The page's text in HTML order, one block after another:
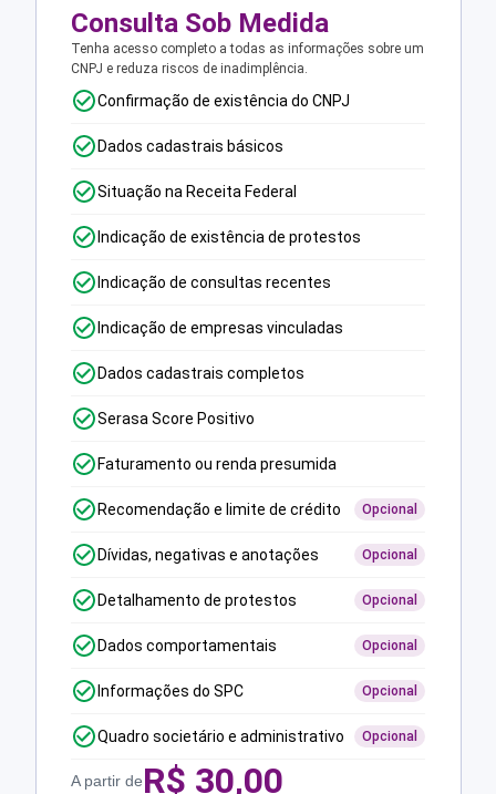
Consulta Sob Medida
Tenha acesso completo a todas as informações sobre um
CNPJ e reduza riscos de inadimplência.
Confirmação de existência do CNPJ
Dados cadastrais básicos
Situação na Receita Federal
Indicação de existência de protestos
Indicação de consultas recentes
Indicação de empresas vinculadas
Dados cadastrais completos
Serasa Score Positivo
Faturamento ou renda presumida
Recomendação e limite de crédito Opcional
Dívidas, negativas e anotações Opcional
Detalhamento de protestos Opcional
Dados comportamentais Opcional
Informações do SPC Opcional
Quadro societário e administrativo Opcional
A partir deR$ 30,00